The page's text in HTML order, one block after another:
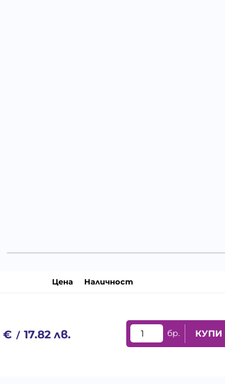
Цена Наличност
€ / 17.82 лв. бр. КУПИ